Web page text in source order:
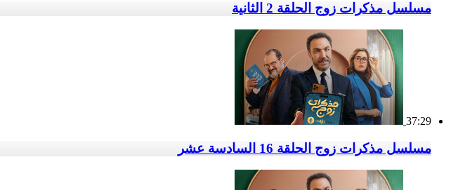
مسلسل مذكرات زوج الحلقة 2 الثانية
37:29
مسلسل مذكرات زوج الحلقة 16 السادسة عشر